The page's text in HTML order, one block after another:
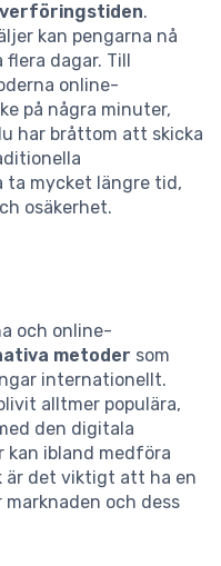
.
kan pengarna nå
dagar. Till
online-
på några minuter,
har bråttom att skicka
ta mycket längre tid,
osäkerhet.
och online-
metoder som
internationellt.
alltmer populära,
den digitala
kan ibland medföra
är det viktigt att ha en
och dess